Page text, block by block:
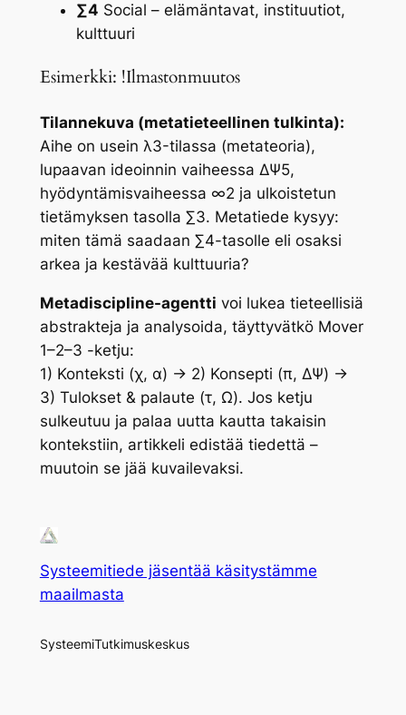
∑4 Social – elämäntavat, instituutiot,
kulttuuri
Esimerkki: !Ilmastonmuutos
Tilannekuva (metatieteellinen tulkinta):
Aihe on usein λ3-tilassa (metateoria),
lupaavan ideoinnin vaiheessa ΔΨ5,
hyödyntämisvaiheessa ∞2 ja ulkoistetun
tietämyksen tasolla ∑3. Metatiede kysyy:
miten tämä saadaan ∑4-tasolle eli osaksi
arkea ja kestävää kulttuuria?
Metadiscipline-agentti voi lukea tieteellisiä
abstrakteja ja analysoida, täyttyvätkö Mover
1–2–3 -ketju:
1) Konteksti (χ, α) → 2) Konsepti (π, ΔΨ) →
3) Tulokset & palaute (τ, Ω). Jos ketju
sulkeutuu ja palaa uutta kautta takaisin
kontekstiin, artikkeli edistää tiedettä –
muutoin se jää kuvailevaksi.
Systeemitiede jäsentää käsitystämme
maailmasta
SysteemiTutkimuskeskus